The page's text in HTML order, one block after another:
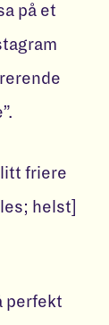
på et
litt friere
helst]
perfekt